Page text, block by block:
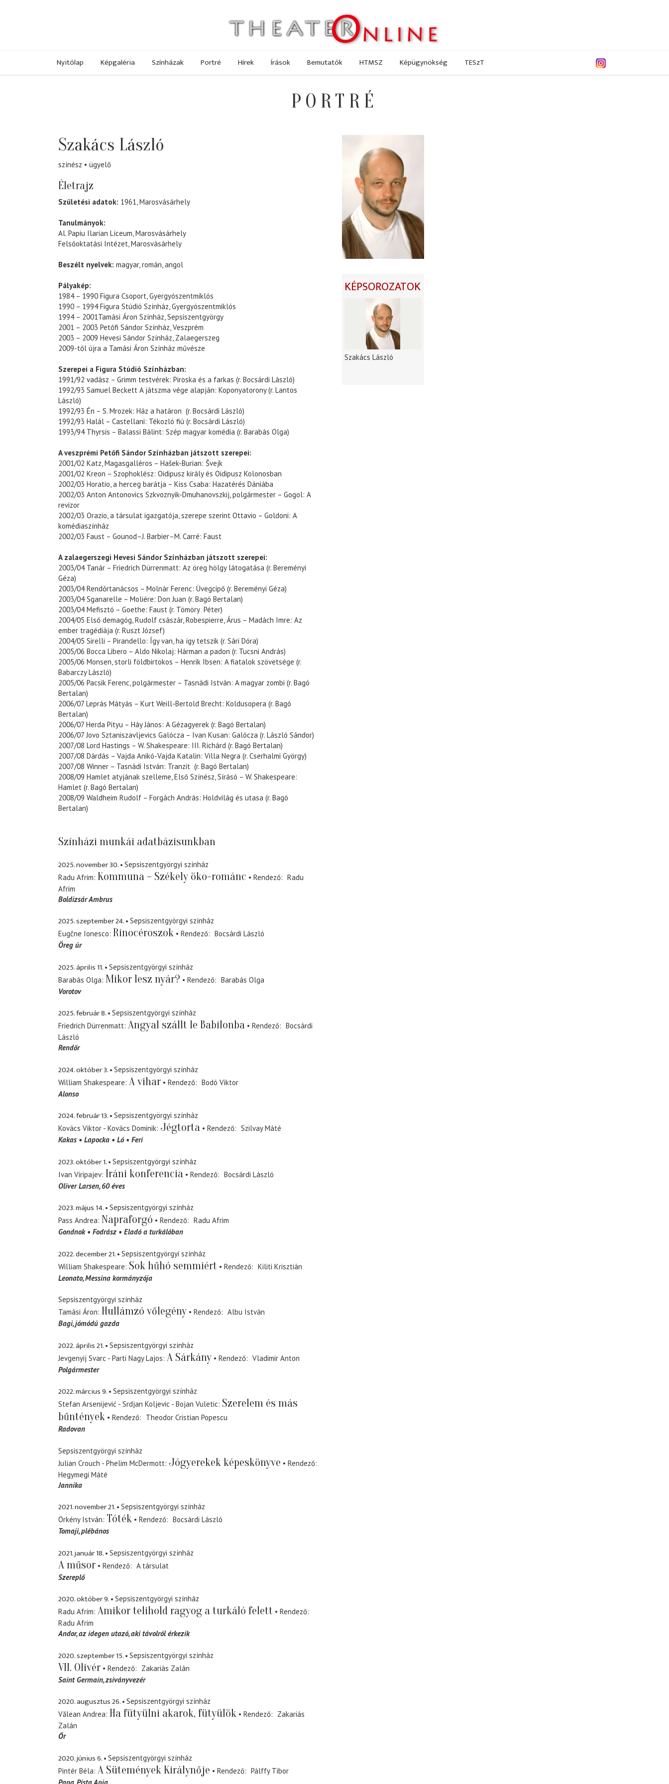
Nyitólap Képgaléria Színházak Portré Hírek Írások Bemutatók HTMSZ Képügynökség TESzT
PORTRÉ
Szakács László
színész ügyelő
Életrajz
Születési adatok: 1961, Marosvásárhely
Tanulmányok:
Al. Papiu Ilarian Líceum, Marosvásárhely
Felsőoktatási Intézet, Marosvásárhely
Beszélt nyelvek: magyar, román, angol
Pályakép:
1984 – 1990 Figura Csoport, Gyergyószentmiklós
1990 – 1994 Figura Stúdió Színház, Gyergyószentmiklós
1994 – 2001Tamási Áron Színház, Sepsiszentgyörgy
2001 – 2003 Petőfi Sándor Színház, Veszprém
2003 – 2009 Hevesi Sándor Színház, Zalaegerszeg
2009-től újra a Tamási Áron Színház művésze
Szerepei a Figura Stúdió Színházban:
1991/92 vadász – Grimm testvérek: Piroska és a farkas (r. Bocsárdi László)
1992/93 Samuel Beckett A játszma vége alapján: Koponyatorony (r. Lantos
László)
1992/93 Én – S. Mrozek: Ház a határon (r. Bocsárdi László)
1992/93 Halál – Castellani: Tékozló fiú (r. Bocsárdi László)
1993/94 Thyrsis – Balassi Bálint: Szép magyar komédia (r. Barabás Olga)
A veszprémi Petőfi Sándor Színházban játszott szerepei:
2001/02 Katz, Magasgalléros – Hašek-Burian: Švejk
2001/02 Kreon – Szophoklész: Oidipusz király és Oidipusz Kolonosban
2002/03 Horatio, a herceg barátja – Kiss Csaba: Hazatérés Dániába
2002/03 Anton Antonovics Szkvoznyik-Dmuhanovszkij, polgármester – Gogol: A
revizor
2002/03 Orazio, a társulat igazgatója, szerepe szerint Ottavio – Goldoni: A
komédiaszínház
2002/03 Faust – Gounod–J. Barbier–M. Carré: Faust
A zalaegerszegi Hevesi Sándor Színházban játszott szerepei:
2003/04 Tanár – Friedrich Dürrenmatt: Az öreg hölgy látogatása (r. Bereményi
Géza)
2003/04 Rendőrtanácsos – Molnár Ferenc: Üvegcipő (r. Bereményi Géza)
2003/04 Sganarelle – Moliére: Don Juan (r. Bagó Bertalan)
2003/04 Mefisztó – Goethe: Faust (r. Tömöry Péter)
2004/05 Első demagóg, Rudolf császár, Robespierre, Árus – Madách Imre: Az
ember tragédiája (r. Ruszt József)
2004/05 Sirelli – Pirandello: Így van, ha így tetszik (r. Sári Dóra)
2005/06 Bocca Libero – Aldo Nikolaj: Hárman a padon (r. Tucsni András)
2005/06 Monsen, storli földbirtokos – Henrik Ibsen: A fiatalok szövetsége (r.
Babarczy László)
2005/06 Pacsik Ferenc, polgármester – Tasnádi István: A magyar zombi (r. Bagó
Bertalan)
2006/07 Leprás Mátyás – Kurt Weill-Bertold Brecht: Koldusopera (r. Bagó
Bertalan)
2006/07 Herda Pityu – Háy János: A Gézagyerek (r. Bagó Bertalan)
2006/07 Jovo Sztaniszavljevics Galócza – Ivan Kusan: Galócza (r. László Sándor)
2007/08 Lord Hastings – W. Shakespeare: III. Richárd (r. Bagó Bertalan)
2007/08 Dárdás – Vajda Anikó-Vajda Katalin: Villa Negra (r. Cserhalmi György)
2007/08 Winner – Tasnádi István: Tranzit (r. Bagó Bertalan)
2008/09 Hamlet atyjának szelleme, Első Színész, Sírásó – W. Shakespeare:
Hamlet (r. Bagó Bertalan)
2008/09 Waldheim Rudolf – Forgách András: Holdvilág és utasa (r. Bagó
Bertalan)
Színházi munkái adatbázisunkban
2025. november 30.
Sepsiszentgyörgyi színház
Radu Afrim Kommuna – Székely öko-románc Rendező
Radu
Afrim
Boldizsár Ambrus
2025. szeptember 24.
Sepsiszentgyörgyi színház
Eugčne Ionesco Rinocéroszok Rendező
Bocsárdi László
Öreg úr
2025. április 11.
Sepsiszentgyörgyi színház
Barabás Olga Mikor lesz nyár? Rendező
Barabás Olga
Vorotov
2025. február 8.
Sepsiszentgyörgyi színház
Friedrich Dürrenmatt Angyal szállt le Babilonba Rendező
Bocsárdi
László
Rendőr
2024. október 3.
Sepsiszentgyörgyi színház
William Shakespeare A vihar Rendező
Bodó Viktor
Alonso
2024. február 13.
Sepsiszentgyörgyi színház
Kovács Viktor - Kovács Dominik Jégtorta Rendező
Szilvay Máté
Kakas
Lapocka Ló Feri
2023. október 1.
Sepsiszentgyörgyi színház
Ivan Viripajev Iráni konferencia Rendező
Bocsárdi László
Oliver Larsen, 60 éves
2023. május 14.
Sepsiszentgyörgyi színház
Pass Andrea Napraforgó Rendező
Radu Afrim
Gondnok
Fodrász Eladó a turkálóban
2022. december 21.
Sepsiszentgyörgyi színház
William Shakespeare Sok hűhó semmiért Rendező
Kiliti Krisztián
Leonato Messina kormányzója
Sepsiszentgyörgyi színház
Tamási Áron Hullámzó vőlegény Rendező
Albu István
Bagi jómódú gazda
2022. április 21.
Sepsiszentgyörgyi színház
Jevgenyij Svarc - Parti Nagy Lajos A Sárkány Rendező
Vladimir Anton
Polgármester
2022. március 9.
Sepsiszentgyörgyi színház
Stefan Arsenijević - Srdjan Koljevic - Bojan Vuletic Szerelem és más
bűntények
Rendező
Theodor Cristian Popescu
Radovan
Sepsiszentgyörgyi színház
Julian Crouch - Phelim McDermott Jógyerekek képeskönyve
Rendező
Hegymegi Máté
Jannika
2021. november 21.
Sepsiszentgyörgyi színház
Örkény István Tóték Rendező
Bocsárdi László
Tomaji plébános
2021. január 18. Sepsiszentgyörgyi színház
A műsor Rendező
A társulat
Szereplő
2020. október 9.
Sepsiszentgyörgyi színház
Radu Afrim Amikor telihold ragyog a turkáló felett
Rendező
Radu Afrim
Andor az idegen utazó, aki távolról érkezik
2020. szeptember 15. Sepsiszentgyörgyi színház
VII. Olivér Rendező
Zakariás Zalán
Saint Germain zsiványvezér
2020. augusztus 26.
Sepsiszentgyörgyi színház
Vălean Andrea Ha fütyülni akarok, fütyülök Rendező
Zakariás
Zalán
Őr
2020. június 6.
Sepsiszentgyörgyi színház
Pintér Béla A Sütemények Királynője Rendező
Pálffy Tibor
Papa Pista Apja
KÉPSOROZATOK
Szakács László